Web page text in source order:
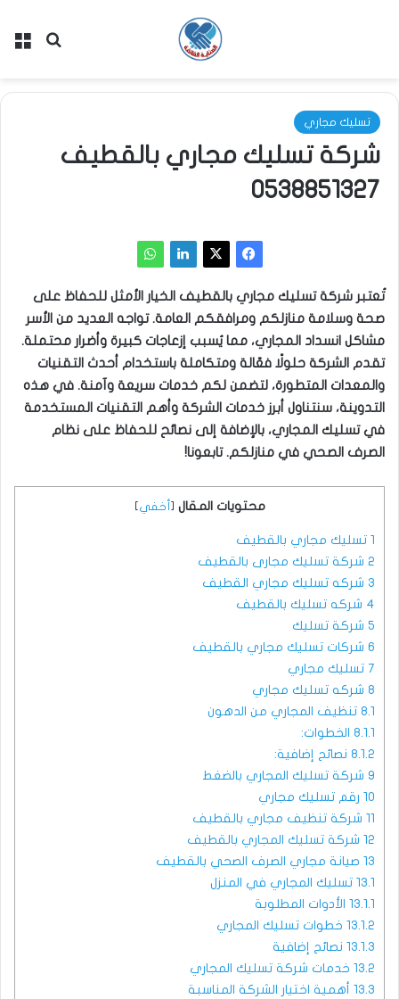
بحث
تسليك مجاري
شركة تسليك مجاري بالقطيف
0538851327
تُعتبر شركة تسليك مجاري بالقطيف الخيار الأمثل للحفاظ على
صحة وسلامة منازلكم ومرافقكم العامة. تواجه العديد من الأسر
مشاكل انسداد المجاري، مما يُسبب إزعاجات كبيرة وأضرار محتملة.
تقدم الشركة حلولًا فعّالة ومتكاملة باستخدام أحدث التقنيات
والمعدات المتطورة، لتضمن لكم خدمات سريعة وآمنة. في هذه
التدوينة، سنتناول أبرز خدمات الشركة وأهم التقنيات المستخدمة
في تسليك المجاري، بالإضافة إلى نصائح للحفاظ على نظام
الصرف الصحي في منازلكم. تابعونا!
محتويات المقال [ أخفي]
1 تسليك مجاري بالقطيف
2 شركة تسليك مجارى بالقطيف
3 شركه تسليك مجاري القطيف
4 شركه تسليك بالقطيف
5 شركة تسليك
6 شركات تسليك مجاري بالقطيف
7 تسليك مجاري
8 شركه تسليك مجاري
8.1 تنظيف المجاري من الدهون
8.1.1 الخطوات:
8.1.2 نصائح إضافية:
9 شركة تسليك المجاري بالضغط
10 رقم تسليك مجاري
11 شركة تنظيف مجاري بالقطيف
12 شركة تسليك المجاري بالقطيف
13 صيانة مجاري الصرف الصحي بالقطيف
13.1 تسليك المجاري في المنزل
13.1.1 الأدوات المطلوبة
13.1.2 خطوات تسليك المجاري
13.1.3 نصائح إضافية
13.2 خدمات شركة تسليك المجاري
13.3 أهمية اختيار الشركة المناسبة